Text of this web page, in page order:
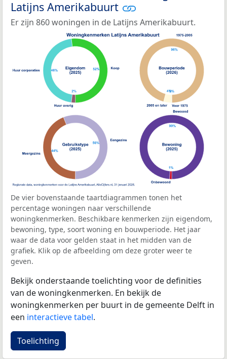
Latijns Amerikabuurt
Er zijn 860 woningen in de Latijns Amerikabuurt.
De vier bovenstaande taartdiagrammen tonen het
percentage woningen naar verschillende
woningkenmerken. Beschikbare kenmerken zijn eigendom,
bewoning, type, soort woning en bouwperiode. Het jaar
waar de data voor gelden staat in het midden van de
grafiek. Klik op de afbeelding om deze groter weer te
geven.
Bekijk onderstaande toelichting voor de definities
van de woningkenmerken. En bekijk de
woningkenmerken per buurt in de gemeente Delft in
een interactieve tabel.
Toelichting